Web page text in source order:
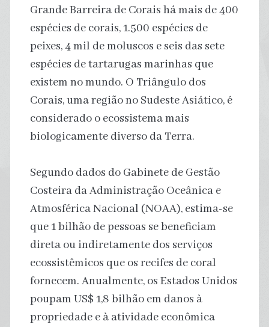
Grande Barreira de Corais há mais de 400
espécies de corais, 1.500 espécies de
peixes, 4 mil de moluscos e seis das sete
espécies de tartarugas marinhas que
existem no mundo. O Triângulo dos
Corais, uma região no Sudeste Asiático, é
considerado o ecossistema mais
biologicamente diverso da Terra.
Segundo dados do Gabinete de Gestão
Costeira da Administração Oceânica e
Atmosférica Nacional (NOAA), estima-se
que 1 bilhão de pessoas se beneficiam
direta ou indiretamente dos serviços
ecossistêmicos que os recifes de coral
fornecem. Anualmente, os Estados Unidos
poupam US$ 1,8 bilhão em danos à
propriedade e à atividade econômica